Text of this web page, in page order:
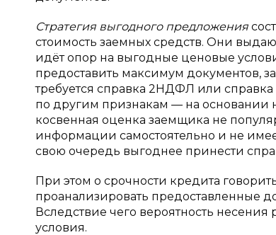
Стратегия выгодного предложения
стоимость заемных средств. Они
идёт опор на выгодные ценовые
предоставить максимум документов,
требуется справка 2НДФЛ или
по другим признакам — на основании
косвенная оценка заемщика не
информации самостоятельно и не
свою очередь выгоднее принести
При этом о срочности кредита
проанализировать предоставленные
Вследствие чего вероятность
условия.